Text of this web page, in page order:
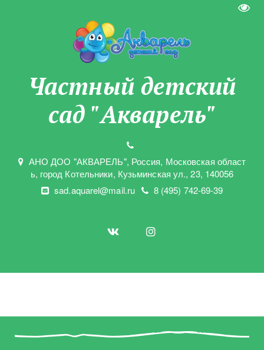
Частны­­й детский
сад "Акварель"
АНО ДОО "АКВАРЕЛЬ", Россия, Московская област
ь, город Котельники, Кузьминская ул.,23, 140056
sad.aquarel@mail.ru
8 (495) 742-69-39